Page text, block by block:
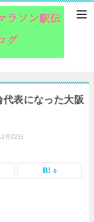
表になった大阪
月22日
0